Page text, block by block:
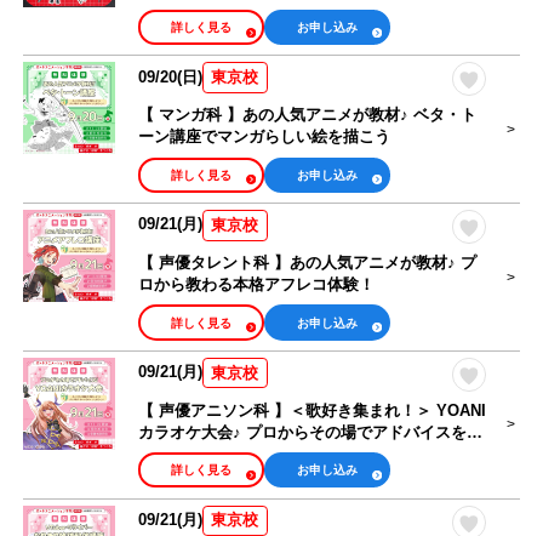
お申し込み
詳しく見る
09/20(日) 東京校
【 マンガ科 】あの人気アニメが教材♪ ベタ・ト
ーン講座でマンガらしい絵を描こう
お申し込み
詳しく見る
09/21(月) 東京校
【 声優タレント科 】あの人気アニメが教材♪ プ
ロから教わる本格アフレコ体験！
お申し込み
詳しく見る
09/21(月) 東京校
【 声優アニソン科 】＜歌好き集まれ！＞ YOANI
カラオケ大会♪ プロからその場でアドバイスを貰
える！
お申し込み
詳しく見る
09/21(月) 東京校